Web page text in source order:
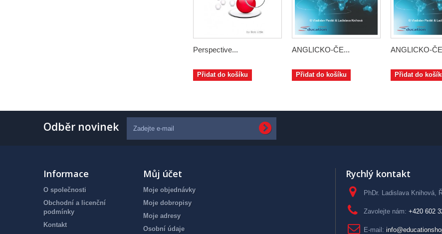
Perspective...
Přidat do košíku
ANGLICKO-ČE...
Přidat do košíku
ANGLICKO-
Přidat do
Odběr novinek
Informace
O společnosti
Obchodní a licenční
podmínky
Kontakt
Můj účet
Moje objednávky
Moje dobropisy
Moje adresy
Osobní údaje
Rychlý kontakt
PhDr. Ladislava Knihová,
Zavolejte nám: +420 602
E-mail: